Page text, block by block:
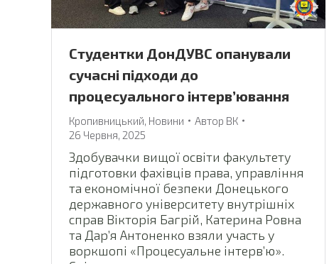
Студентки ДонДУВС опанували
сучасні підходи до
процесуального інтерв’ювання
Кропивницький Новини Автор ВК
26 Червня, 2025
Здобувачки вищої освіти факультету
підготовки фахівців права, управління
та економічної безпеки Донецького
державного університету внутрішніх
справ Вікторія Багрій, Катерина Ровна
та Дар’я Антоненко взяли участь у
воркшопі «Процесуальне інтерв’ю».